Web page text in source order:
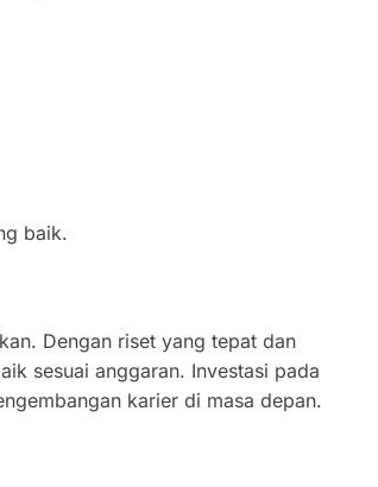
baik.
Dengan riset yang tepat dan
sesuai anggaran. Investasi pada
karier di masa depan.